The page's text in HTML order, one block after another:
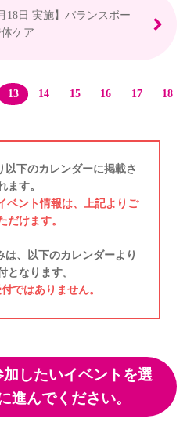
18日 実施】バランスボー
ケア
13 14 15 16 17 18
以下のカレンダーに掲載さ
ます。
ベント情報は、上記よりご
だけます。
は、以下のカレンダーより
となります。
ではありません。
したいイベントを選
進んでください。